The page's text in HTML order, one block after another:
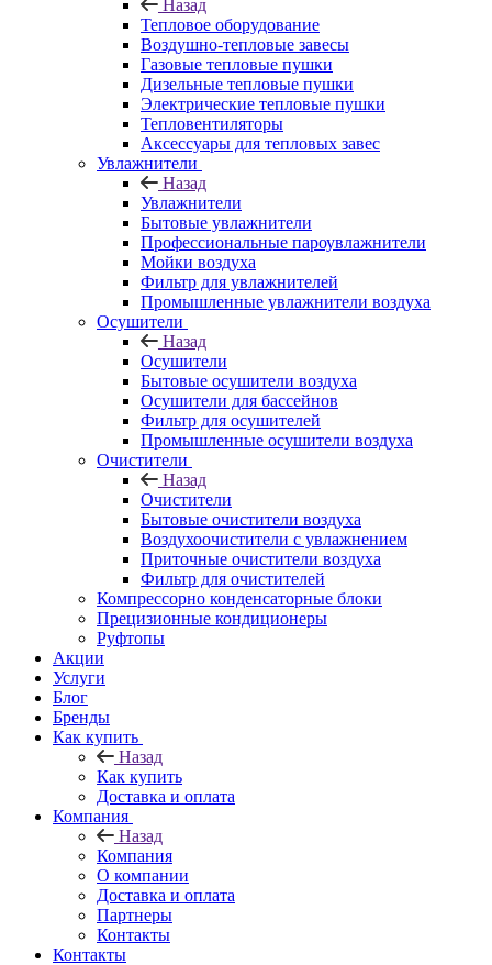
Назад
Тепловое оборудование
Воздушно-тепловые завесы
Газовые тепловые пушки
Дизельные тепловые пушки
Электрические тепловые пушки
Тепловентиляторы
Аксессуары для тепловых завес
Увлажнители
Назад
Увлажнители
Бытовые увлажнители
Профессиональные пароувлажнители
Мойки воздуха
Фильтр для увлажнителей
Промышленные увлажнители воздуха
Осушители
Назад
Осушители
Бытовые осушители воздуха
Осушители для бассейнов
Фильтр для осушителей
Промышленные осушители воздуха
Очистители
Назад
Очистители
Бытовые очистители воздуха
Воздухоочистители с увлажнением
Приточные очистители воздуха
Фильтр для очистителей
Компрессорно конденсаторные блоки
Прецизионные кондиционеры
Руфтопы
Акции
Услуги
Блог
Бренды
Как купить
Назад
Как купить
Доставка и оплата
Компания
Назад
Компания
О компании
Доставка и оплата
Партнеры
Контакты
Контакты